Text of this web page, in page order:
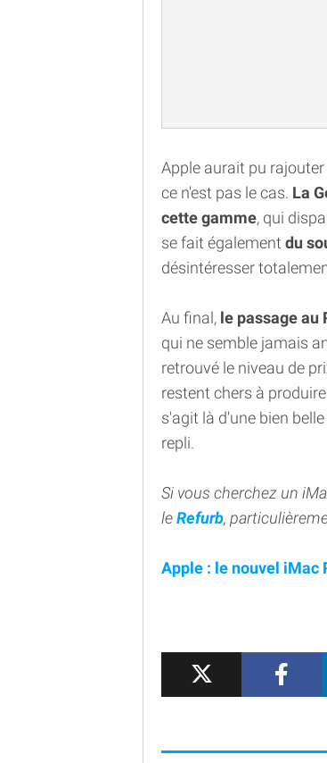
Apple aurait pu
ce n'est pas le cas. La
cette gamme, qui
se fait également du
désintéresser
Au final, le passage au
qui ne semble jamais
retrouvé le niveau de
restent chers à
s'agit là d'une bien
repli.
Si vous cherchez un
leRefurb,
Apple : le nouvel iMac